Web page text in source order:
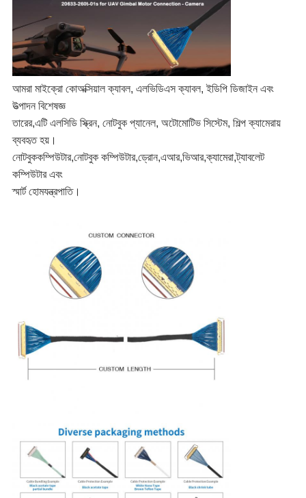
আমরা মাইক্রো কোঅক্সিয়াল ক্যাবল, এলভিডিএস ক্যাবল, ইডিপি ডিজাইন এবং
উত্পাদন বিশেষজ্ঞ
তারের,এটি এলসিডি স্ক্রিন, নোটবুক প্যানেল, অটোমোটিভ সিস্টেম, শিল্প ক্যামেরায়
ব্যবহৃত হয়।
নোটবুককম্পিউটার,নোটবুক কম্পিউটার,ড্রোন,এআর,ভিআর,ক্যামেরা,ট্যাবলেট
কম্পিউটার এবং
স্মার্ট হোমযন্ত্রপাতি।